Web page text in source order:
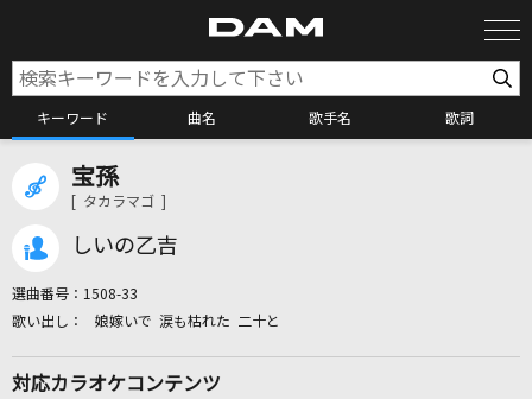
キーワード 曲名 歌手名 歌詞
宝孫
[ タカラマゴ ]
しいの乙吉
選曲番号： 1508-33
娘嫁いで 涙も枯れた 二十と
対応カラオケコンテンツ